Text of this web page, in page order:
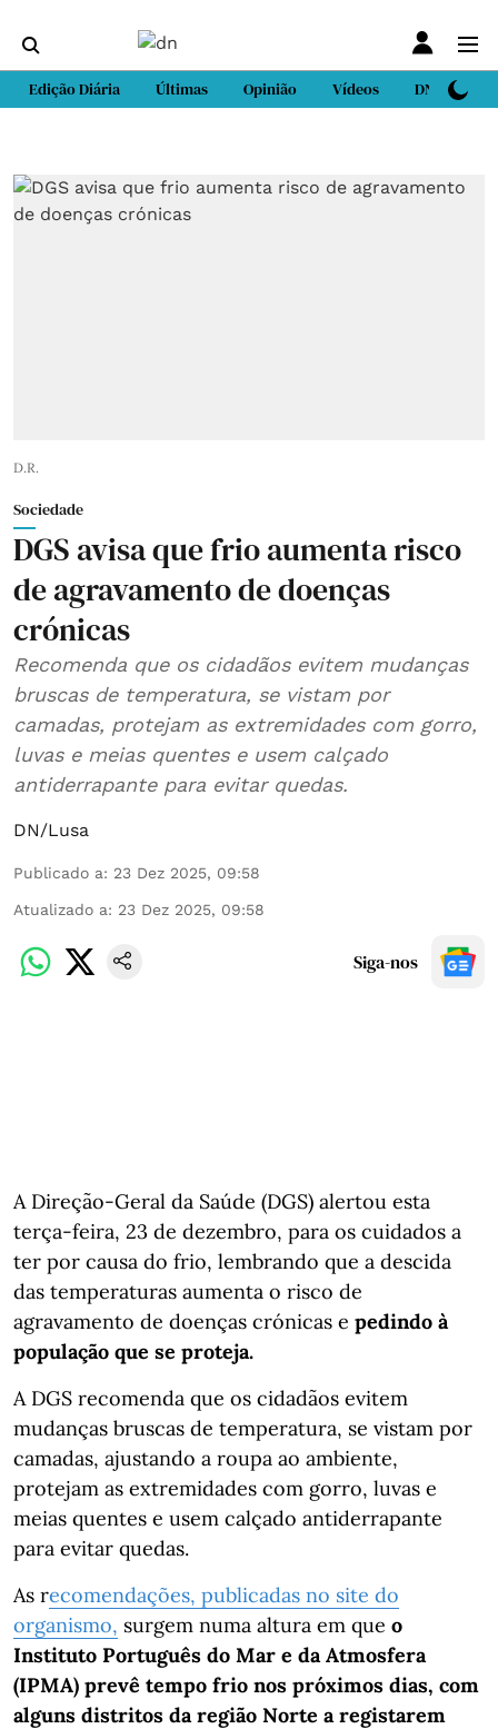
Edição Diária Últimas Opinião Vídeos DN Sport
D.R.
Sociedade
DGS avisa que frio aumenta risco
de agravamento de doenças
crónicas
Recomenda que os cidadãos evitem mudanças
bruscas de temperatura, se vistam por
camadas, protejam as extremidades com gorro,
luvas e meias quentes e usem calçado
antiderrapante para evitar quedas.
DN/Lusa
Publicado a: 23 Dez 2025, 09:58
Atualizado a: 23 Dez 2025, 09:58
Siga-nos
A Direção-Geral da Saúde (DGS) alertou esta
terça-feira, 23 de dezembro, para os cuidados a
ter por causa do frio, lembrando que a descida
das temperaturas aumenta o risco de
agravamento de doenças crónicas e pedindo à
população que se proteja.
A DGS recomenda que os cidadãos evitem
mudanças bruscas de temperatura, se vistam por
camadas, ajustando a roupa ao ambiente,
protejam as extremidades com gorro, luvas e
meias quentes e usem calçado antiderrapante
para evitar quedas.
As recomendações, publicadas no site do
organismo, surgem numa altura em que o
Instituto Português do Mar e da Atmosfera
(IPMA) prevê tempo frio nos próximos dias, com
alguns distritos da região Norte a registarem